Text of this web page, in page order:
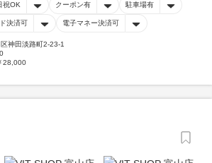
祝OK クーポン有 駐車場有
決済可 電子マネー決済可
神田淡路町2-23-1
28,000